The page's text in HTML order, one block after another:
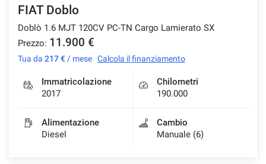
FIAT Doblo
Doblò 1.6 MJT 120CV PC-TN Cargo Lamierato SX
Prezzo: 11.900 €
Tua da 217 € / mese Calcola il finanziamento
Immatricolazione
2017
Chilometri
190.000
Alimentazione
Diesel
Cambio
Manuale (6)